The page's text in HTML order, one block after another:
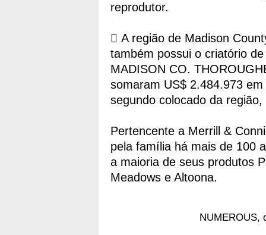
reprodutor.
 A região de Madison
também possui o criatório
MADISON CO.
somaram US$ 2.484.973
segundo colocado da
Pertencente a Merrill &
pela família há mais de 100
a maioria de seus produtos
Meadows e Altoona.
NUMEROUS,